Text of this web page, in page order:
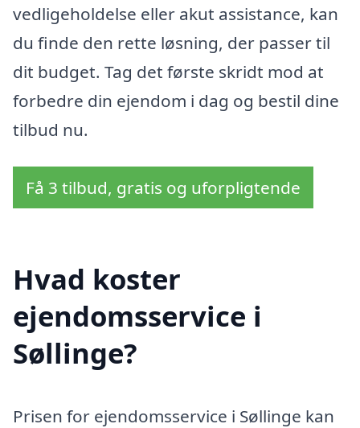
vedligeholdelse eller akut assistance, kan
du finde den rette løsning, der passer til
dit budget. Tag det første skridt mod at
forbedre din ejendom i dag og bestil dine
tilbud nu.
Få 3 tilbud, gratis og uforpligtende
Hvad koster
ejendomsservice i
Søllinge?
Prisen for ejendomsservice i Søllinge kan